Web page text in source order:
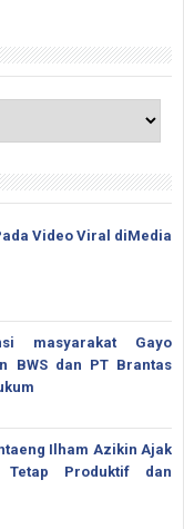
Video Viral diMedia
masyarakat Gayo
BWS dan PT Brantas
Ilham Azikin Ajak
Tetap Produktif dan